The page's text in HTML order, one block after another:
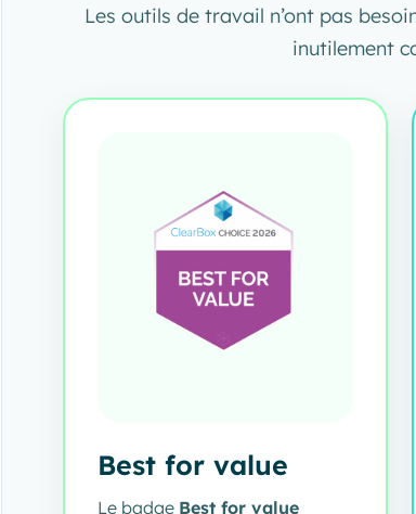
Les outils de travail n’ont pas
inutilement
Best for value
Le badge Best for value